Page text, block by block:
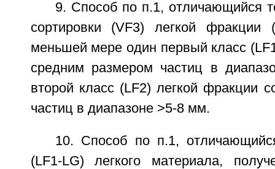
9. Способ по п.1, отличающийся
сортировки (VF3) легкой фракции
меньшей мере один первый класс
средним размером частиц в
второй класс (LF2) легкой фракции
частиц в диапазоне >5-8 мм.
10. Способ по п.1,
(LF1-LG) легкого материала,